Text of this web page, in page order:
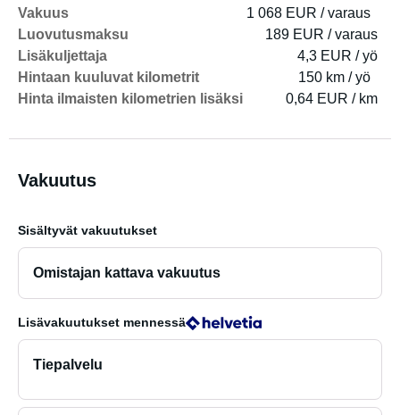
Vakuus
1 068 EUR / varaus
Luovutusmaksu
189 EUR / varaus
Lisäkuljettaja
4,3 EUR / yö
Hintaan kuuluvat kilometrit
150 km / yö
Hinta ilmaisten kilometrien lisäksi
0,64 EUR / km
Vakuutus
Sisältyvät vakuutukset
Omistajan kattava vakuutus
Lisävakuutukset mennessä
Tiepalvelu